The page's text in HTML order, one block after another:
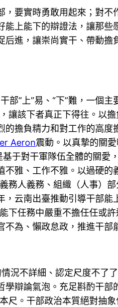
要實時勇敢用起來；對
能上能下的辯證法，讓那
進，讓崇尚實干、帶動
部“上”易、“下”難，一個主
讓該下者真正下得往。以
擔負精力和對工作的高度
Aeron震動。以真摯的關
基于對干軍隊伍全體的關
雅、工作不雅。以過硬
務人義務、組織（人事）
云南出臺推動引導干部能
下任務中嚴重不擔任任或
不為、懶政怠政，推進干部
況不詳細、認定尺度不了
辯論氣泡。充足斟酌干
尺。干部政治本質絕對抽